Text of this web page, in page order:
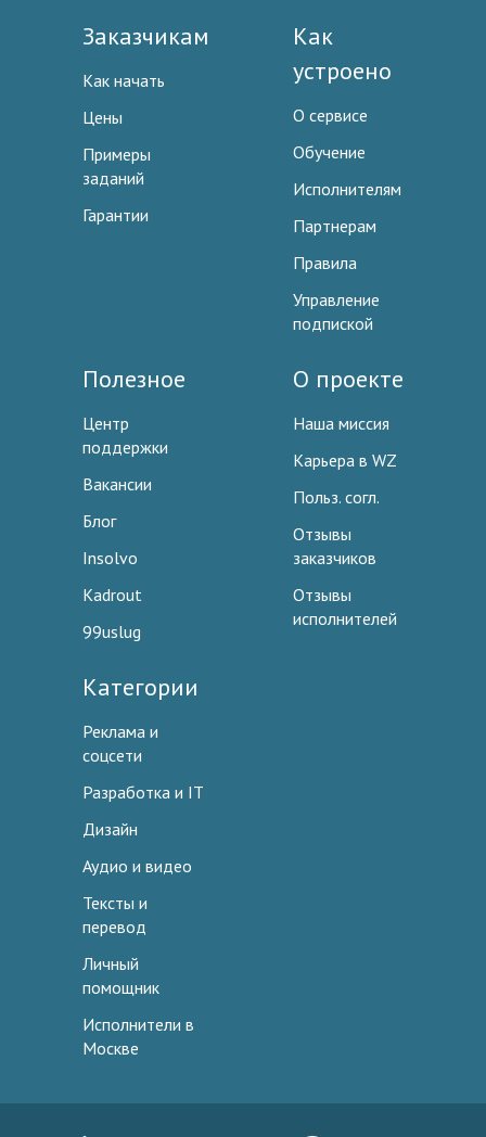
Заказчикам
Как начать
Цены
Примеры
заданий
Гарантии
Как
устроено
О сервисе
Обучение
Исполнителям
Партнерам
Правила
Управление
подпиской
Полезное
Центр
поддержки
Вакансии
Блог
Insolvo
Kadrout
99uslug
О проекте
Наша миссия
Карьера в WZ
Польз. согл.
Отзывы
заказчиков
Отзывы
исполнителей
Категории
Реклама и
соцсети
Разработка и IT
Дизайн
Аудио и видео
Тексты и
перевод
Личный
помощник
Исполнители в
Москве